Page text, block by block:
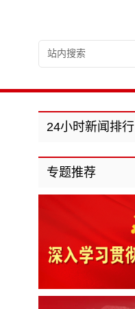
24小时新闻排行
专题推荐